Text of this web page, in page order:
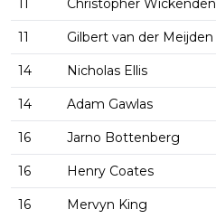
11 Christopher Wickenden
11 Gilbert van der Meijden
14 Nicholas Ellis
14 Adam Gawlas
16 Jarno Bottenberg
16 Henry Coates
16 Mervyn King